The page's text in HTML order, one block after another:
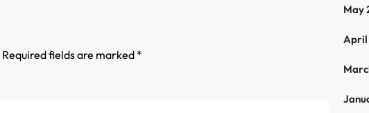
Required fields are marked *
May
April